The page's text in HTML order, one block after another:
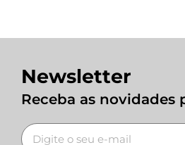
Newsletter
Receba as novidades